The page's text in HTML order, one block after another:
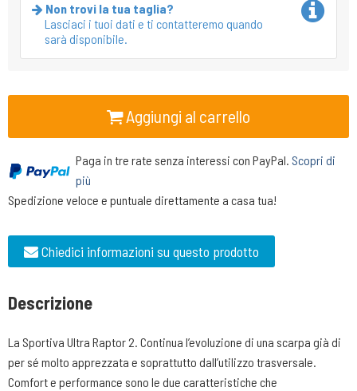
Non trovi la tua taglia?
Lasciaci i tuoi dati e ti contatteremo quando
sarà disponibile.
Aggiungi al carrello
Paga in tre rate senza interessi con PayPal. Scopri di
più
Spedizione veloce e puntuale direttamente a casa tua!
Chiedici informazioni su questo prodotto
Descrizione
La Sportiva Ultra Raptor 2. Continua l’evoluzione di una scarpa già di
per sé molto apprezzata e soprattutto dall’utilizzo trasversale.
Comfort e performance sono le due caratteristiche che